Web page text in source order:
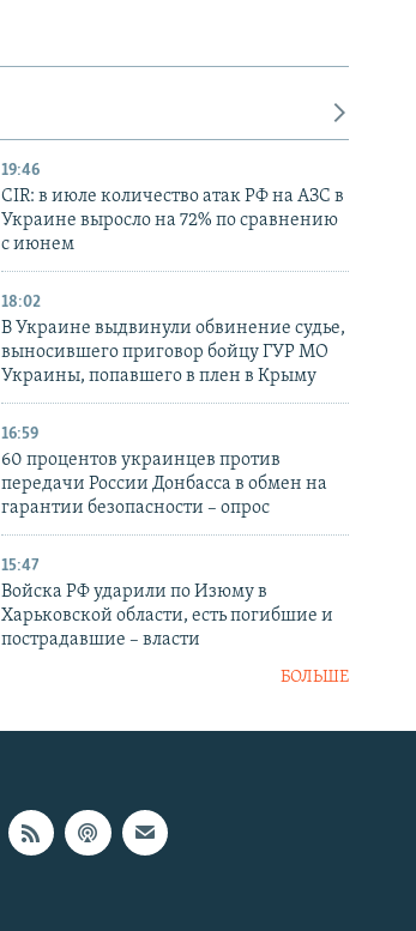
19:46
CIR: в июле количество атак РФ на АЗС в
Украине выросло на 72% по сравнению
с июнем
18:02
В Украине выдвинули обвинение судье,
выносившего приговор бойцу ГУР МО
Украины, попавшего в плен в Крыму
16:59
60 процентов украинцев против
передачи России Донбасса в обмен на
гарантии безопасности – опрос
15:47
Войска РФ ударили по Изюму в
Харьковской области, есть погибшие и
пострадавшие – власти
БОЛЬШЕ